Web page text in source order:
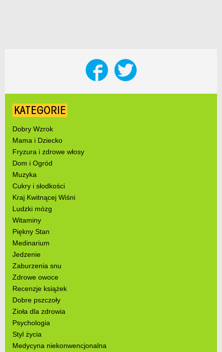
KATEGORIE
Dobry Wzrok
Mama i Dziecko
Fryzura i zdrowe włosy
Dom i Ogród
Muzyka
Cukry i słodkości
Kraj Kwitnącej Wiśni
Ludzki mózg
Witaminy
Piękny Stan
Medinarium
Jedzenie
Zaburzenia snu
Zdrowe owoce
Recenzje książek
Dobre pszczoły
Zioła dla zdrowia
Psychologia
Styl życia
Medycyna niekonwencjonalna